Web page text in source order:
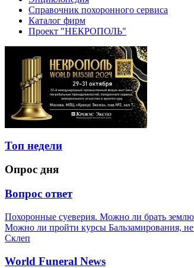
Справочник похоронного сервиса
Каталог фирм
Проект "НЕКРОПОЛЬ"
Топ недели
Опрос дня
Вопрос ответ
Похоронные суеверия. Можно ли брать
Можно ли пройти курсы Бальзамирования,
Склеп
World Funeral News